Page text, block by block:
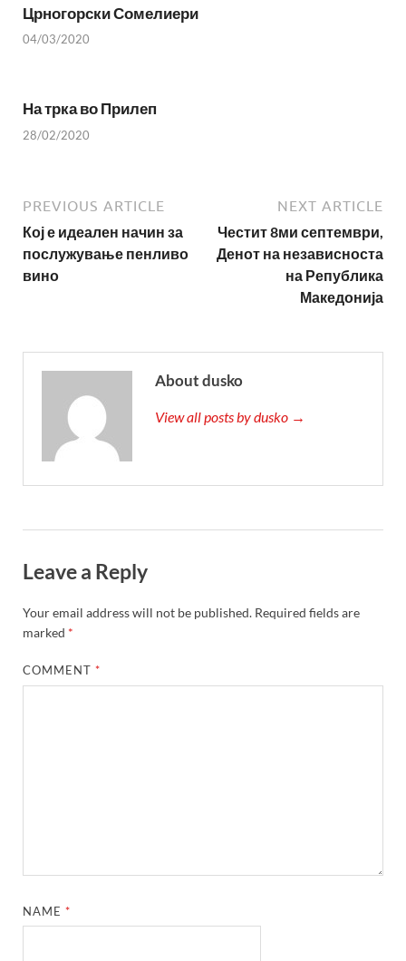
Црногорски Сомелиери
04/03/2020
На трка во Прилеп
28/02/2020
PREVIOUS ARTICLE
Кој е идеален начин за
послужување пенливо
вино
NEXT ARTICLE
Честит 8ми септември,
Денот на независноста
на Република
Македонија
About dusko
View all posts by dusko →
Leave a Reply
Your email address will not be published. Required fields are
marked *
COMMENT*
NAME*